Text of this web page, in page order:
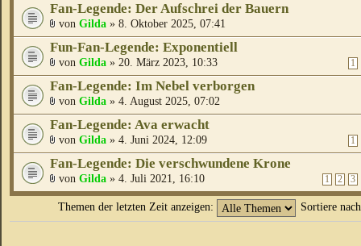
Fan-Legende: Der Aufschrei der Bauern
von Gilda » 8. Oktober 2025, 07:41
Fun-Fan-Legende: Exponentiell
1
von Gilda » 20. März 2023, 10:33
Fan-Legende: Im Nebel verborgen
von Gilda » 4. August 2025, 07:02
Fan-Legende: Ava erwacht
1
von Gilda » 4. Juni 2024, 12:09
Fan-Legende: Die verschwundene Krone
1 2 3
von Gilda » 4. Juli 2021, 16:10
Themen der letzten Zeit anzeigen: Sortiere